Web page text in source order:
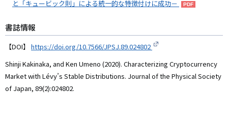
と「キュービック則」による統一的な特徴付けに成功－
書誌情報
【DOI】 https://doi.org/10.7566/JPSJ.89.024802
Shinji Kakinaka, and Ken Umeno (2020). Characterizing Cryptocurrency
Market with Lévy’s Stable Distributions. Journal of the Physical Society
of Japan, 89(2):024802.